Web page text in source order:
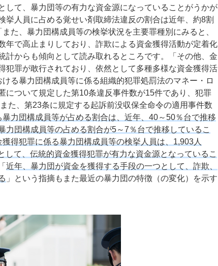
て、暴力団等の有力な資金源になっていることがうかが
人員に占める覚せい剤取締法違反の割合は近年、約8割
た、暴力団構成員等の検挙状況を主要罪種別にみると、
で高止まりしており、詐欺による資金獲得活動が定着化
計からも傾向として読み取れるところです。「その他、金
罪が敢行されており、依然として多種多様な資金獲得活
る暴力団構成員等に係る組織的犯罪処罰法のマネー・ロ
について規定した第10条違反事件数が15件であり、犯罪
た、第23条に規定する起訴前没収保全命令の適用事件数
力団構成員等が占める割合は、近年、40～50％台で推移
団構成員等の占める割合が5～7％台で推移しているこ
得犯罪に係る暴力団構成員等の検挙人員は、1,903人
て、伝統的資金獲得犯罪が有力な資金源となっているこ
近年、暴力団が資金を獲得する手段の一つとして、詐欺、
」という指摘もまた最近の暴力団の特徴（の変化）を示す